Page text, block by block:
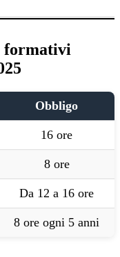
formativi
Obbligo
16 ore
8 ore
Da 12 a 16 ore
8 ore ogni 5 anni